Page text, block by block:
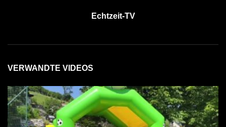
Echtzeit-TV
VERWANDTE VIDEOS